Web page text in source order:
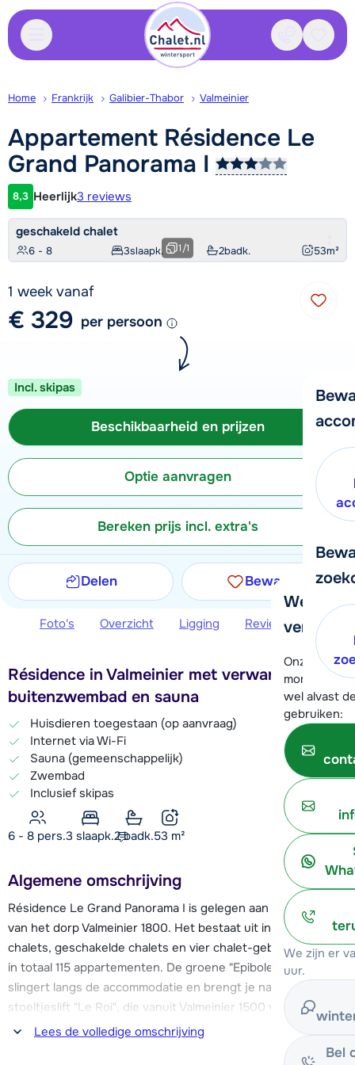
Contact
We
verder!
Onze
moment
wel alvast
gebruiken:
We zijn er
uur.
Bel
Home Frankrijk Galibier-Thabor Valmeinier
Appartement Résidence Le
Grand Panorama I
Klantwaardering
8,3 Heerlijk3 reviews
geschakeld chalet
6 - 8 3slaapk. 2badk. 53m²
1/1
1 week vanaf
€ 329 per persoon
Incl. skipas
Beschikbaarheid en prijzen
Optie aanvragen
Bereken prijs incl. extra's
Delen Bewaren
Foto's Overzicht Ligging Reviews
Résidence in Valmeinier met verwarmd
buitenzwembad en sauna
Huisdieren toegestaan (op aanvraag)
Internet via Wi-Fi
Sauna (gemeenschappelijk)
Zwembad
Inclusief skipas
6 - 8 pers.3 slaapk.2 badk.53 m²
Algemene omschrijving
Résidence Le Grand Panorama I is gelegen aan het begin
van het dorp Valmeinier 1800. Het bestaat uit individuele
chalets, geschakelde chalets en vier chalet-gebouwen met
in totaal 115 appartementen. De groene "Epiboles" piste
slingert langs de accommodatie en brengt je naar de
stoeltjeslift "Le Roi", die vanuit Valmeinier 1500 vertrekt. Hier
vandaan kun je ook gemakkelijk richting Valloire en alle pistes
Lees de volledige omschrijving